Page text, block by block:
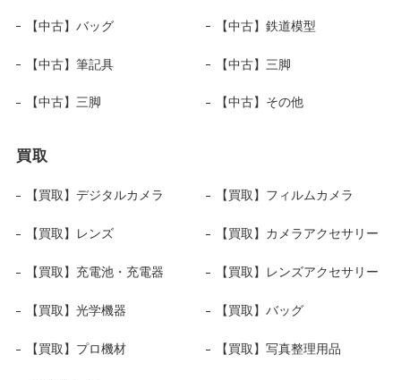
【中古】バッグ 【中古】鉄道模型
【中古】筆記具 【中古】三脚
【中古】三脚 【中古】その他
買取
【買取】デジタルカメラ 【買取】フィルムカメラ
【買取】レンズ 【買取】カメラアクセサリー
【買取】充電池・充電器 【買取】レンズアクセサリー
【買取】光学機器 【買取】バッグ
【買取】プロ機材 【買取】写真整理用品